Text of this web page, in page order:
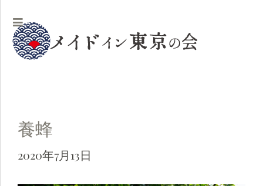
養蜂
2020年7月13日